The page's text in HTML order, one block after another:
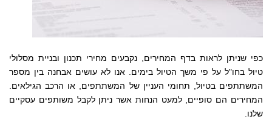
כפי שניתן לראות בדף המחירים, נקבעים מחירי תכנון ובניית מסלולי
טיול בחו"ל על פי משך הטיול בימים. אנו לא עושים אבחנה בין מספר
המשתתפים בטיול, תחומי העניין של המשתתפים, או הרכב הגילאים.
המחירים הם סופיים, למעט הנחות אשר ניתן לקבל משותפים עסקיים
שלנו.